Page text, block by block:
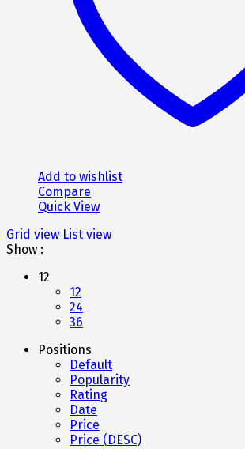
Add to wishlist
Compare
Quick View
Grid view List view
Show :
12
12
24
36
Positions
Default
Popularity
Rating
Date
Price
Price (DESC)